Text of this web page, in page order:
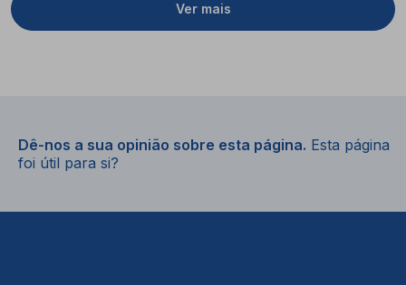
Ver mais
Dê-nos a sua opinião sobre esta página. Esta página
foi útil para si?